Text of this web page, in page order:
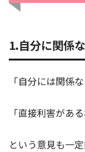
1.自分に関係
「自分には関係な
「直接利害があ
という意見も一定